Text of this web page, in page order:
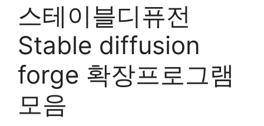
스테이블디퓨전
Stable diffusion
forge 확장프로그램
모음